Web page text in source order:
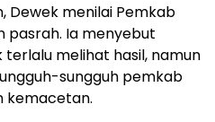
Dewek menilai Pemkab
pasrah. Ia menyebut
melihat hasil, namun
sungguh pemkab
kemacetan.